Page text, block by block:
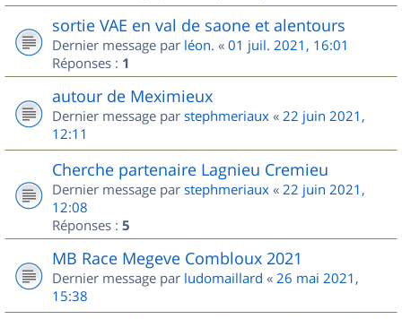
sortie VAE en val de saone et alentours
Dernier message par léon. « 01 juil. 2021, 16:01
Réponses : 1
autour de Meximieux
Dernier message par stephmeriaux « 22 juin 2021,
12:11
Cherche partenaire Lagnieu Cremieu
Dernier message par stephmeriaux « 22 juin 2021,
12:08
Réponses : 5
MB Race Megeve Combloux 2021
Dernier message par ludomaillard « 26 mai 2021,
15:38